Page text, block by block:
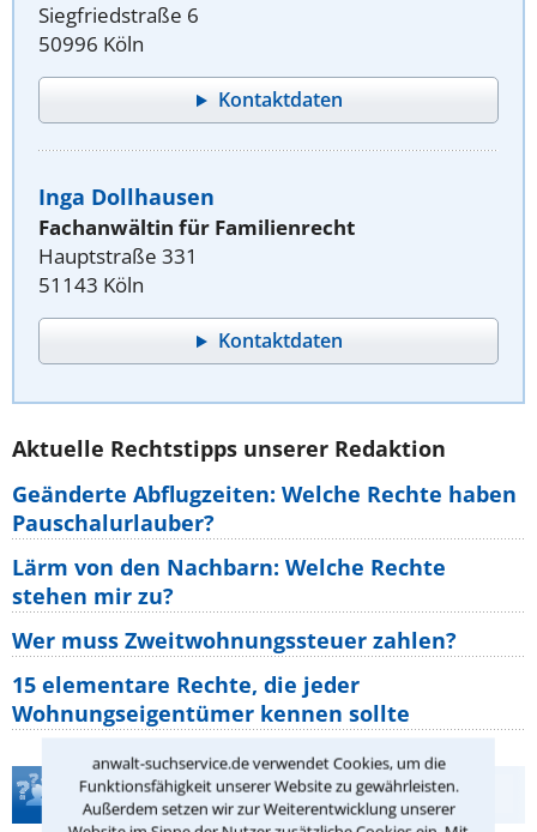
anwalt-suchservice.de verwendet Cookies, um die
Funktionsfähigkeit unserer Website zu gewährleisten.
Außerdem setzen wir zur Weiterentwicklung unserer
Siegfriedstraße 6
50996 Köln
Kontaktdaten
Inga Dollhausen
Fachanwältin für Familienrecht
Hauptstraße 331
51143 Köln
Kontaktdaten
Aktuelle Rechtstipps unserer Redaktion
Geänderte Abflugzeiten: Welche Rechte haben
Pauschalurlauber?
Lärm von den Nachbarn: Welche Rechte
stehen mir zu?
Wer muss Zweitwohnungssteuer zahlen?
15 elementare Rechte, die jeder
Wohnungseigentümer kennen sollte
Teste Dein Rechtswissen